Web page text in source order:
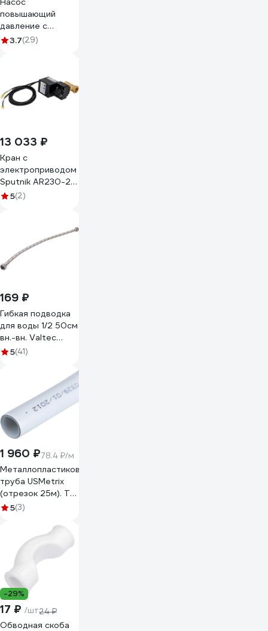
повышающий
давление с
автоматическим
87560
3.7(29)
13 033 ₽
Кран с
электроприводом
Sputnik AR230-2-
S K2 DN20 Kvs4
5(2)
169 ₽
Гибкая подводка
для воды 1/2 50см
вн.-вн. Valtec
VTf.001.IS.0404050
5(41)
1 960 ₽78.4 ₽/м
Металлопластиковая
труба USMetrix
(отрезок 25м). ТМ
для холодной и
495/25
5(3)
-29%
17 ₽ /шт24 ₽
Обводная скоба